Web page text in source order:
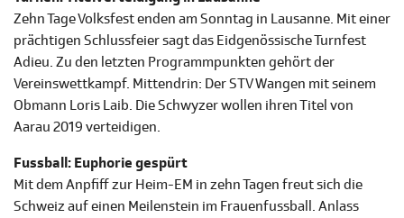
Zehn Tage Volksfest enden am Sonntag in Lausanne. Mit einer
prächtigen Schlussfeier sagt das Eidgenössische Turnfest
Adieu. Zu den letzten Programmpunkten gehört der
Vereinswettkampf. Mittendrin: Der STV Wangen mit seinem
Obmann Loris Laib. Die Schwyzer wollen ihren Titel von
Aarau 2019 verteidigen.
Fussball: Euphorie gespürt
Mit dem Anpfiff zur Heim-EM in zehn Tagen freut sich die
Schweiz auf einen Meilenstein im Frauenfussball. Anlass